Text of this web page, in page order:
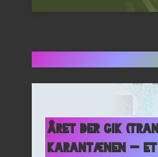
Året der gik
karantænen —